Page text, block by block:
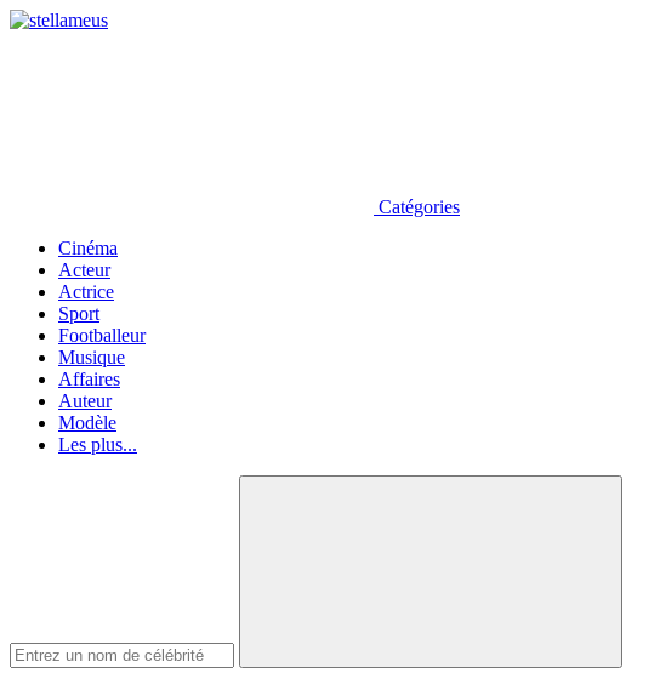
Catégories
Cinéma
Acteur
Actrice
Sport
Footballeur
Musique
Affaires
Auteur
Modèle
Les plus...